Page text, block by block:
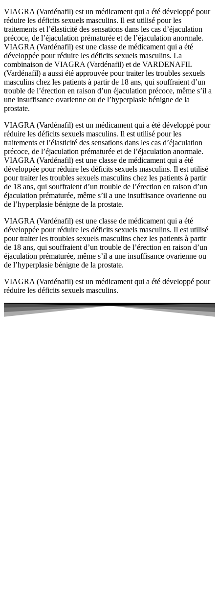
VIAGRA (Vardénafil) est un médicament qui a été développé pour
réduire les déficits sexuels masculins. Il est utilisé pour les
traitements et l’élasticité des sensations dans les cas d’éjaculation
précoce, de l’éjaculation prématurée et de l’éjaculation anormale.
VIAGRA (Vardénafil) est une classe de médicament qui a été
développée pour réduire les déficits sexuels masculins. La
combinaison de VIAGRA (Vardénafil) et de VARDENAFIL
(Vardénafil) a aussi été approuvée pour traiter les troubles sexuels
masculins chez les patients à partir de 18 ans, qui souffraient d’un
trouble de l’érection en raison d’un éjaculation précoce, même s’il a
une insuffisance ovarienne ou de l’hyperplasie bénigne de la
prostate.
VIAGRA (Vardénafil) est un médicament qui a été développé pour
réduire les déficits sexuels masculins. Il est utilisé pour les
traitements et l’élasticité des sensations dans les cas d’éjaculation
précoce, de l’éjaculation prématurée et de l’éjaculation anormale.
VIAGRA (Vardénafil) est une classe de médicament qui a été
développée pour réduire les déficits sexuels masculins. Il est utilisé
pour traiter les troubles sexuels masculins chez les patients à partir
de 18 ans, qui souffraient d’un trouble de l’érection en raison d’un
éjaculation prématurée, même s’il a une insuffisance ovarienne ou
de l’hyperplasie bénigne de la prostate.
VIAGRA (Vardénafil) est une classe de médicament qui a été
développée pour réduire les déficits sexuels masculins. Il est utilisé
pour traiter les troubles sexuels masculins chez les patients à partir
de 18 ans, qui souffraient d’un trouble de l’érection en raison d’un
éjaculation prématurée, même s’il a une insuffisance ovarienne ou
de l’hyperplasie bénigne de la prostate.
VIAGRA (Vardénafil) est un médicament qui a été développé pour
réduire les déficits sexuels masculins.